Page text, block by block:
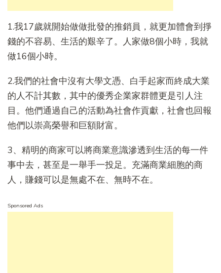
1.我17歲就開始做做批發的推銷員，就更加體會到掙
錢的不容易、生活的艱辛了。人家做8個小時，我就
做16個小時。
2.我們的社會中沒有大學文憑、白手起家而終成大業
的人不計其數，其中的優秀企業家群體更是引人注
目。他們通過自己的活動為社會作貢獻，社會也回報
他們以崇高榮譽和巨額財富。
3、精明的商家可以將商業意識滲透到生活的每一件
事中去，甚至是一舉手一投足。充滿商業細胞的商
人，賺錢可以是無處不在、無時不在。
Sponsored Ads